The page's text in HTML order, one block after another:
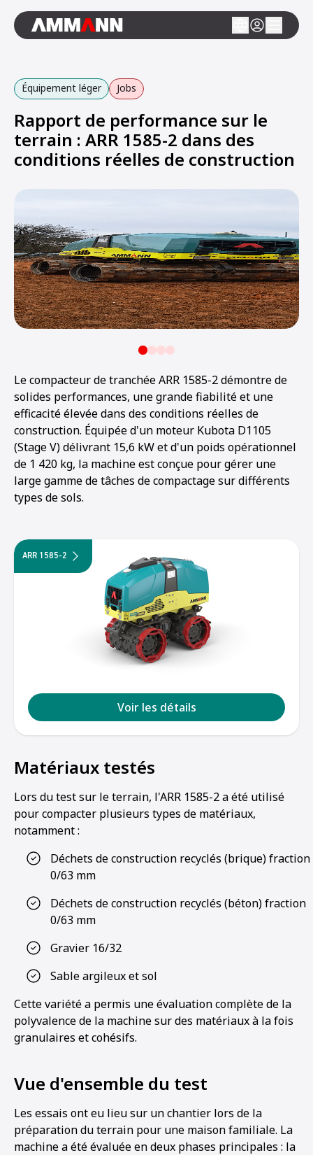
Équipement léger Jobs
Rapport de performance sur le
terrain : ARR 1585-2 dans des
conditions réelles de construction
1234
Le compacteur de tranchée ARR 1585-2 démontre de
solides performances, une grande fiabilité et une
efficacité élevée dans des conditions réelles de
construction. Équipée d'un moteur Kubota D1105
(Stage V) délivrant 15,6 kW et d'un poids opérationnel
de 1 420 kg, la machine est conçue pour gérer une
large gamme de tâches de compactage sur différents
types de sols.
ARR 1585-2
Voir les détails
Matériaux testés
Lors du test sur le terrain, l'ARR 1585-2 a été utilisé
pour compacter plusieurs types de matériaux,
notamment :
Déchets de construction recyclés (brique) fraction
0/63 mm
Déchets de construction recyclés (béton) fraction
0/63 mm
Gravier 16/32
Sable argileux et sol
Cette variété a permis une évaluation complète de la
polyvalence de la machine sur des matériaux à la fois
granulaires et cohésifs.
Vue d'ensemble du test
Les essais ont eu lieu sur un chantier lors de la
préparation du terrain pour une maison familiale. La
machine a été évaluée en deux phases principales : la